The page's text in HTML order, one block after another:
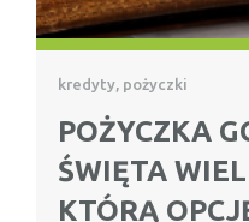
kredyty, pożyczki
POŻYCZKA
ŚWIĘTA
KTÓRĄ